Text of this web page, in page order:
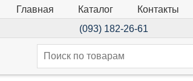
Главная Каталог Контакты
(093) 182-26-61